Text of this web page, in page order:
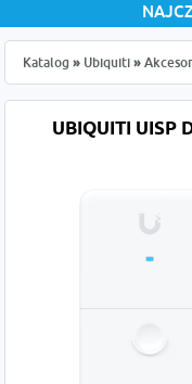
Katalog » Ubiquiti »
UBIQUITI UISP